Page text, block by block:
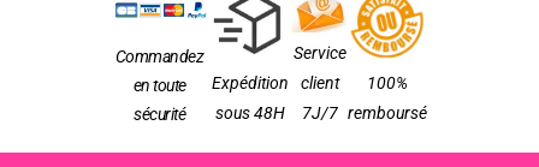
Commandez
en toute
sécurité
Expédition
sous 48H
Service
client
7J/7
100%
remboursé